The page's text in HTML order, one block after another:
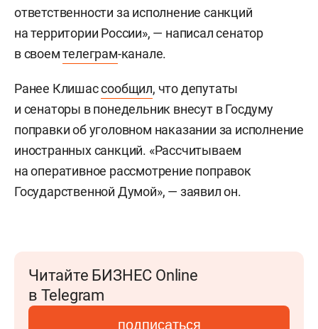
ответственности за исполнение санкций
на территории России», — написал сенатор
в своемтелеграм-канале.
Ранее Клишассообщил, что депутаты
и сенаторы в понедельник внесут в Госдуму
поправки об уголовном наказании за исполнение
иностранных санкций. «Рассчитываем
на оперативное рассмотрение поправок
Государственной Думой», — заявил он.
Читайте БИЗНЕС Online
в Telegram
подписаться